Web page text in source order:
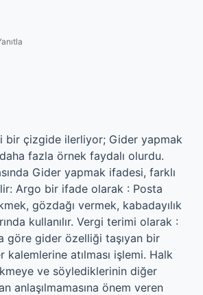
bir çizgide ilerliyor; Gider yapmak
fazla örnek faydalı olurdu.
Gider yapmak ifadesi, farklı
Argo bir ifade olarak : Posta
gözdağı vermek, kabadayılık
kullanılır. Vergi terimi olarak :
göre gider özelliği taşıyan bir
kalemlerine atılması işlemi. Halk
ve söylediklerinin diğer
anlaşılmamasına önem veren